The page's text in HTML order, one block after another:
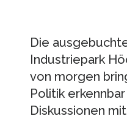
Die
Industriepark
von morgen
Politik
Diskussionen